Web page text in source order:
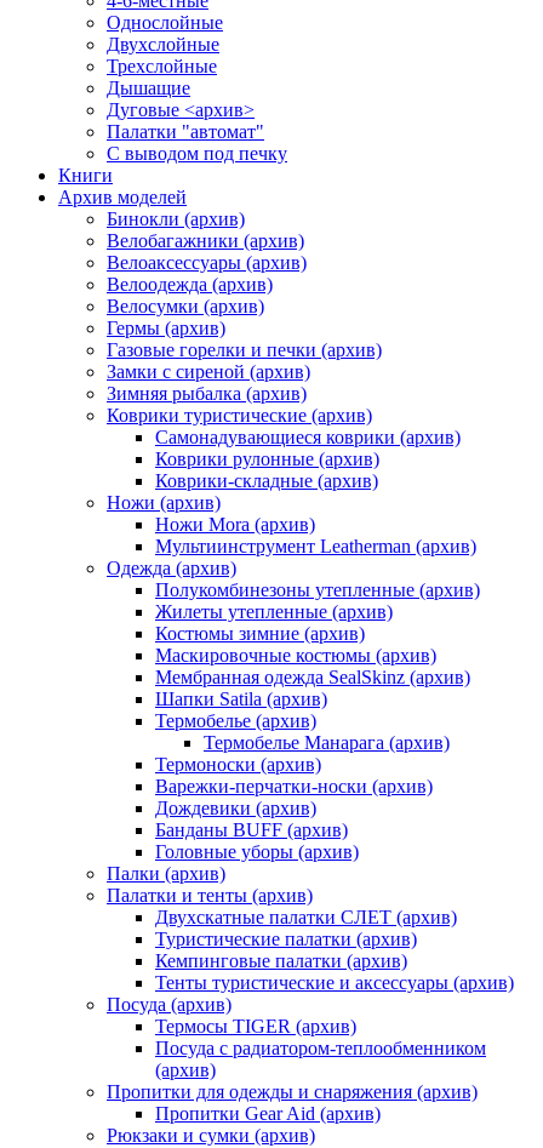
Однослойные
Двухслойные
Трехслойные
Дышащие
Дуговые <архив>
Палатки "автомат"
C выводом под печку
Книги
Архив моделей
Бинокли (архив)
Велобагажники (архив)
Велоаксессуары (архив)
Велоодежда (архив)
Велосумки (архив)
Гермы (архив)
Газовые горелки и печки (архив)
Замки с сиреной (архив)
Зимняя рыбалка (архив)
Коврики туристические (архив)
Самонадувающиеся коврики (архив)
Коврики рулонные (архив)
Коврики-складные (архив)
Ножи (архив)
Ножи Mora (архив)
Мультиинструмент Leatherman (архив)
Одежда (архив)
Полукомбинезоны утепленные (архив)
Жилеты утепленные (архив)
Костюмы зимние (архив)
Маскировочные костюмы (архив)
Мембранная одежда SealSkinz (архив)
Шапки Satila (архив)
Термобелье (архив)
Термобелье Манарага (архив)
Термоноски (архив)
Варежки-перчатки-носки (архив)
Дождевики (архив)
Банданы BUFF (архив)
Головные уборы (архив)
Палки (архив)
Палатки и тенты (архив)
Двухскатные палатки СЛЕТ (архив)
Туристические палатки (архив)
Кемпинговые палатки (архив)
Тенты туристические и аксессуары (архив)
Посуда (архив)
Термосы TIGER (архив)
Посуда с радиатором-теплообменником
(архив)
Пропитки для одежды и снаряжения (архив)
Пропитки Gear Aid (архив)
Рюкзаки и сумки (архив)